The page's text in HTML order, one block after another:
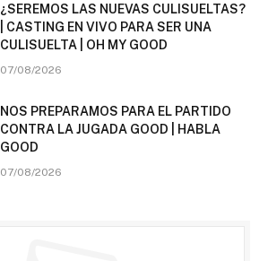
¿SEREMOS LAS NUEVAS CULISUELTAS?
| CASTING EN VIVO PARA SER UNA
CULISUELTA | OH MY GOOD
07/08/2026
NOS PREPARAMOS PARA EL PARTIDO
CONTRA LA JUGADA GOOD | HABLA
GOOD
07/08/2026